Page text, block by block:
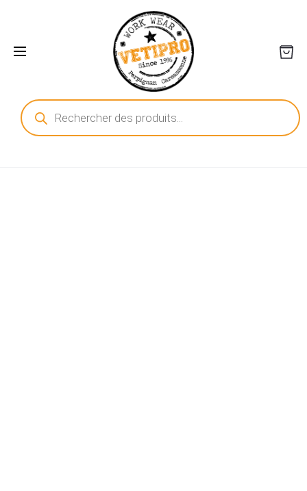
Recherche
de
produits